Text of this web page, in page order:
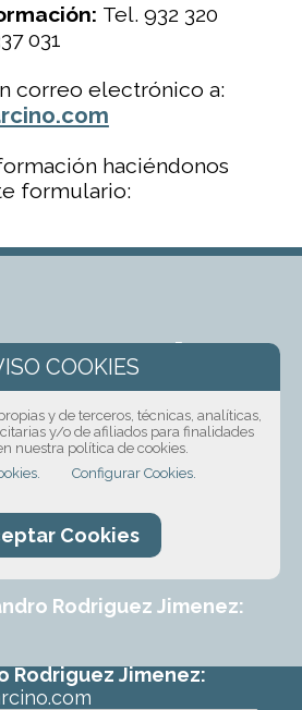
Tel. 932 320
031
correo electrónico a:
haciéndonos
formulario:
con nosotros mediante
por teléfono o correo
que requeres podremos
presupuesto sin
Rodriguez Jimenez:
Rodriguez Jimenez:
y de terceros, técnicas, analíticas,
y/o de afiliados para finalidades
nuestra política de cookies.
Configurar Cookies.
Cookies